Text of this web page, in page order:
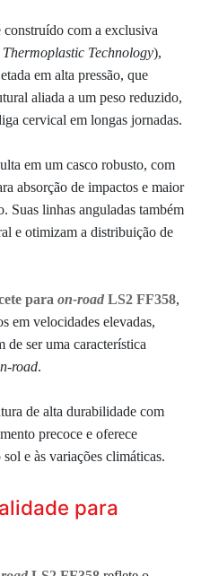
construído com a exclusiva
Technology),
em alta pressão, que
aliada a um peso reduzido,
cervical em longas jornadas.
em um casco robusto, com
absorção de impactos e maior
Suas linhas anguladas também
e otimizam a distribuição de
para on-road LS2 FF358,
em velocidades elevadas,
de ser uma característica
road.
de alta durabilidade com
precoce e oferece
e às variações climáticas.
para